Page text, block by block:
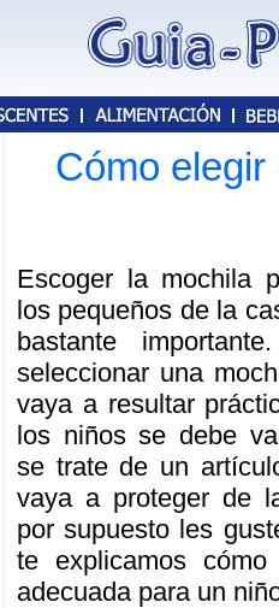
Cómo
Escoger la mochila
los pequeños de la
bastante
seleccionar una
vaya a resultar
los niños se debe
se trate de un
vaya a proteger de
por supuesto les
te explicamos
adecuada para un